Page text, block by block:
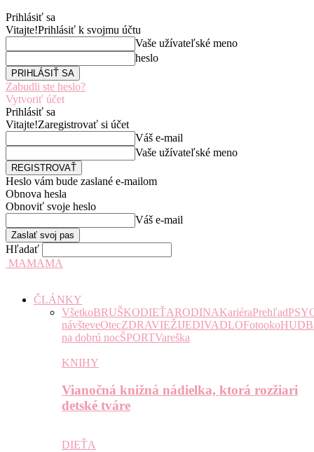
Prihlásiť sa
Vitajte!Prihlásiť k svojmu účtu
Vaše užívateľské meno
heslo
Zabudli ste heslo?
Vytvoriť účet
Prihlásiť sa
Vitajte!Zaregistrovať si účet
Váš e-mail
Vaše užívateľské meno
Heslo vám bude zaslané e-mailom
Obnova hesla
Obnoviť svoje heslo
Váš e-mail
Hľadať
MAMAMA
ČLÁNKY
VšetkoBRUŠKODIEŤARODINAKariéraPrehľad
návšteveOtecZDRAVIEŽIJEDIVADLOFotooko
na dobrú nocŠPORTVareška
KNIHY
Vianočná knižná nádielka, ktorá rozžiari
detské tváre
DIEŤA